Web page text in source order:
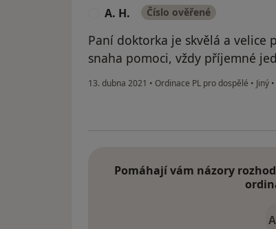
A. H. Číslo ověřené
Paní doktorka je skvělá a velice
snaha pomoci, vždy příjemné
13. dubna 2021 • Ordinace PL pro dospělé • Jiný •
Pomáhají vám názory